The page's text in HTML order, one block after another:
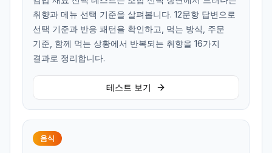
취향과 메뉴 선택 기준을 살펴봅니다. 12문항 답변으로
선택 기준과 반응 패턴을 확인하고, 먹는 방식, 주문
기준, 함께 먹는 상황에서 반복되는 취향을 16가지
결과로 정리합니다.
테스트 보기
음식